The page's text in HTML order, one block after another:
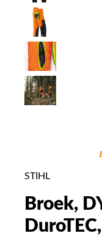
STIHL
Broek,